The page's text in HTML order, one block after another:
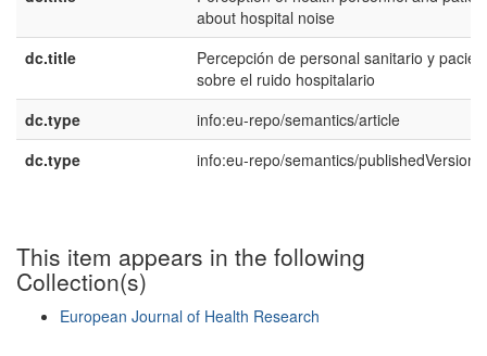
about hospital noise
dc.title
Percepción de personal sanitario y
sobre el ruido hospitalario
dc.type
info:eu-repo/semantics/article
dc.type
info:eu-repo/semantics/publishedVersion
This item appears in the following
Collection(s)
European Journal of Health Research